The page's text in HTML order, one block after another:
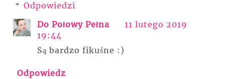
Odpowiedzi
Do Połowy Pełna
11 lutego 2019
19:44
Są bardzo fikuśne :)
Odpowiedz